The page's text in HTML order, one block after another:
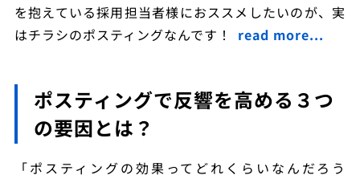
を抱えている採用担当者様におススメしたいのが、実
はチラシのポスティングなんです！
read more...
ポスティングで反響を高める３つ
の要因とは？
「ポスティングの効果ってどれくらいなんだろう